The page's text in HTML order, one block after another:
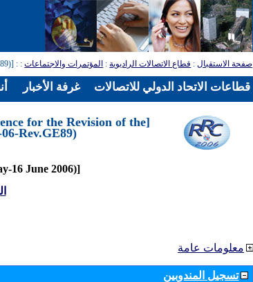
صفحة الاستقبال: قطاع الاتصالات الراديوية: المؤتمرات والاجتماعات:
: [Regional Radiocommunication Conference for the Revision of the GE89 Agreement (RRC-06-Rev.GE89)]
for the Revision of the
Rev.GE89)]
[(Geneva, Switzerland, 15 May-16 June 2006)]
معلومات عامة
تسجيل المندوبين
غرفة الأخبار قطاعات الاتحاد الدولي للاتصالات